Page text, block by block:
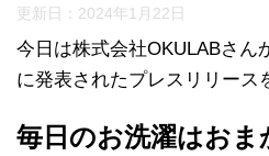
更新日： 2024年1月22日
今日は株式会社OKULABさん
に発表されたプレスリリース
毎日のお洗濯はお